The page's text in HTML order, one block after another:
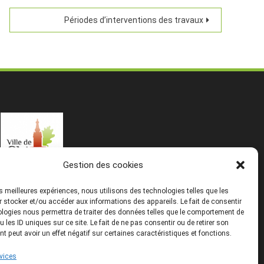
Gestion des cookies
meilleures expériences, nous utilisons des technologies telles que les
stocker et/ou accéder aux informations des appareils. Le fait de consentir
nous permettra de traiter des données telles que le comportement de
les ID uniques sur ce site. Le fait de ne pas consentir ou de retirer son
peut avoir un effet négatif sur certaines caractéristiques et fonctions.
Périodes d’interventions des travaux